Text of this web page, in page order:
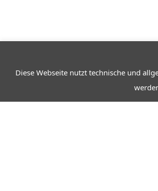
Diese Webseite nutzt technische und